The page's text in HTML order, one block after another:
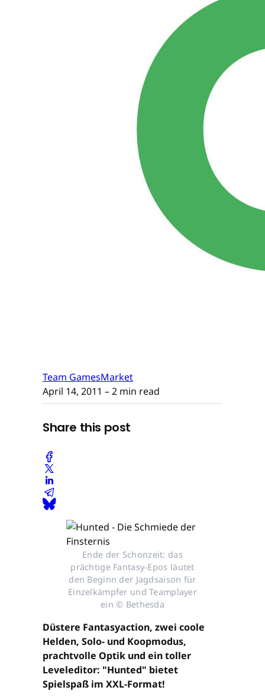
Team GamesMarket
April 14, 2011 – 2 min read
Share this post
Ende der Schonzeit: das
prächtige Fantasy-Epos läutet
den Beginn der Jagdsaison für
Einzelkämpfer und Teamplayer
ein © Bethesda
Düstere Fantasyaction, zwei coole
Helden, Solo- und Koopmodus,
prachtvolle Optik und ein toller
Leveleditor: "Hunted" bietet
Spielspaß im XXL-Format!